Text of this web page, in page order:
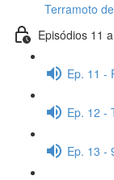
Terramoto
Episódios 11
Ep. 11 -
Ep. 12 -
Ep. 13 -